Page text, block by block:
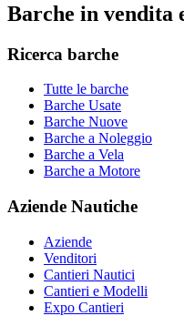
Barche in vendita
Ricerca barche
Tutte le barche
Barche Usate
Barche Nuove
Barche a Noleggio
Barche a Vela
Barche a Motore
Aziende Nautiche
Aziende
Venditori
Cantieri Nautici
Cantieri e Modelli
Expo Cantieri